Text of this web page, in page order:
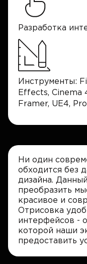
Разработка
Инструменты:
Effects, Cinema
Framer, UE4,
Ни один
обходится без
дизайна.
преобразить
красивое и
Отрисовка
интерфейсов -
которой наши
предоставить